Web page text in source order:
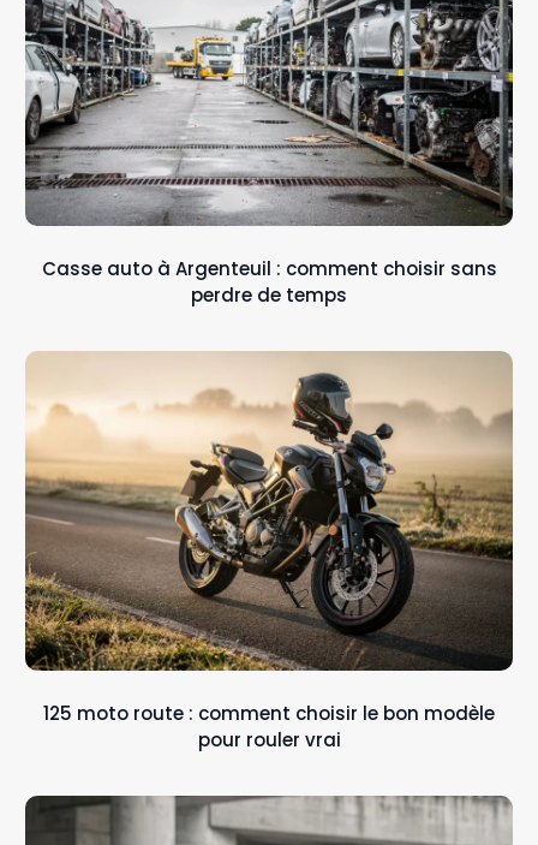
Casse auto à Argenteuil : comment choisir sans
perdre de temps
125 moto route : comment choisir le bon modèle
pour rouler vrai